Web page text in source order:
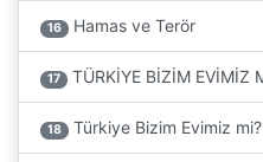
16 Hamas ve Terör
17 TÜRKİYE BİZİM EVİMİZ
18 Türkiye Bizim Evimiz